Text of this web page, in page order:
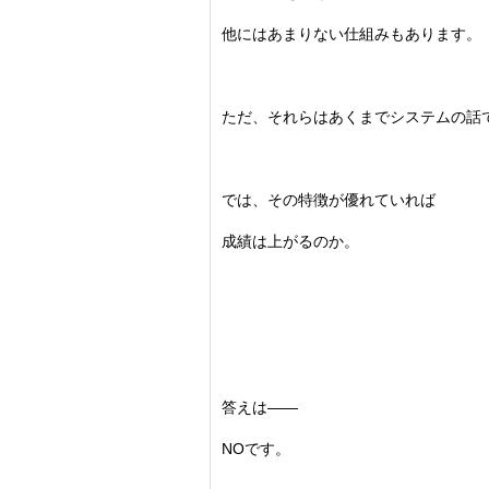
他にはあまりない仕組みもあります。
ただ、それらはあくまでシステムの話
では、その特徴が優れていれば
成績は上がるのか。
答えは――
NOです。